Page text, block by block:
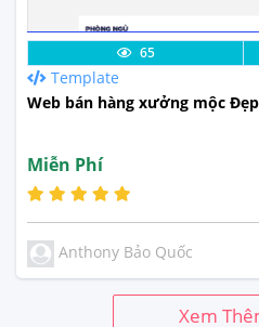
Lưu code
65
Template
Web bán hàng xưởng mộc
Miễn Phí
Anthony Bảo Quốc
Xem